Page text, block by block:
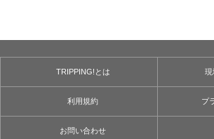
TRIPPING!とは 現
利用規約 プ
お問い合わせ